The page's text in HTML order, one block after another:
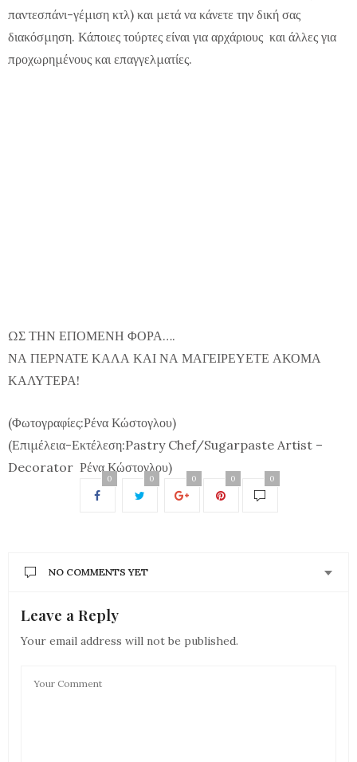
παντεσπάνι-γέμιση κτλ) και μετά να κάνετε την δική σας
διακόσμηση. Κάποιες τούρτες είναι για αρχάριους και άλλες για
προχωρημένους και επαγγελματίες.
ΩΣ ΤΗΝ ΕΠΟΜΕΝΗ ΦΟΡΑ….
ΝΑ ΠΕΡΝΑΤΕ ΚΑΛΑ ΚΑΙ ΝΑ ΜΑΓΕΙΡΕΥΕΤΕ ΑΚΟΜΑ
ΚΑΛΥΤΕΡΑ!
(Φωτογραφίες:Ρένα Κώστογλου)
(Επιμέλεια-Εκτέλεση:Pastry Chef/Sugarpaste Artist –
Decorator Ρένα Κώστογλου)
0 0 0 0 0
NO COMMENTS YET
Leave a Reply
Your email address will not be published.